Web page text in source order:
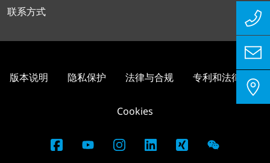
联系方式
版本说明 隐私保护 法律与合规 专利和法律信息
Cookies